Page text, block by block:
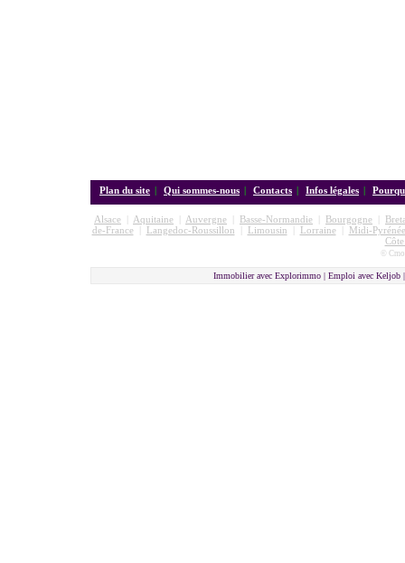
Plan du site | Qui sommes-nous | Contacts | Infos légales |
Alsace Aquitaine Auvergne Basse-Normandie Bourgogne
de-France| Langedoc-Roussillon Limousin Lorraine|
Midi-
©
Immobilier avec Explorimmo | Emploi avec Keljob